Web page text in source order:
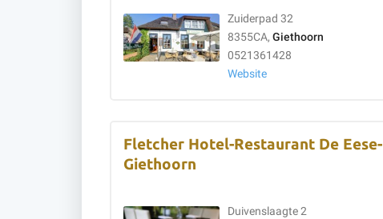
Zuiderpad 32
8355CA, Giethoorn
0521361428
Website
Fletcher Hotel-Restaurant De Eese-
Giethoorn
Duivenslaagte 2